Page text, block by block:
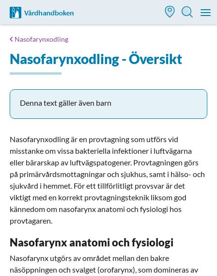
Till startsidan för Vårdhandboken
Nasofarynxodling
Nasofarynxodling - Översikt
Denna text gäller även barn
Nasofarynxodling är en provtagning som utförs vid
misstanke om vissa bakteriella infektioner i luftvägarna
eller bärarskap av luftvägspatogener. Provtagningen görs
på primärvårdsmottagningar och sjukhus, samt i hälso- och
sjukvård i hemmet. För ett tillförlitligt provsvar är det
viktigt med en korrekt provtagningsteknik liksom god
kännedom om nasofarynx anatomi och fysiologi hos
provtagaren.
Nasofarynx anatomi och fysiologi
Nasofarynx utgörs av området mellan den bakre
näsöppningen och svalget (orofarynx), som domineras av